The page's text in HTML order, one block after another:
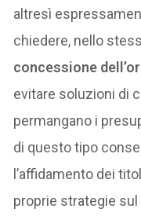
altresì
chiedere, nello
concessione
evitare soluzioni di
permangano i
di questo tipo
l’affidamento dei
proprie strategie